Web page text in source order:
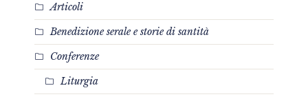
Articoli
Benedizione serale e storie di santità
Conferenze
Liturgia